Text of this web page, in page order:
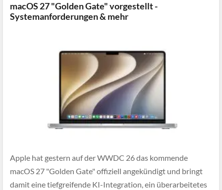
macOS 27 "Golden Gate" vorgestellt -
Systemanforderungen & mehr
Apple hat gestern auf der WWDC 26 das kommende
macOS 27 "Golden Gate" offiziell angekündigt und bringt
damit eine tiefgreifende KI-Integration, ein überarbeitetes